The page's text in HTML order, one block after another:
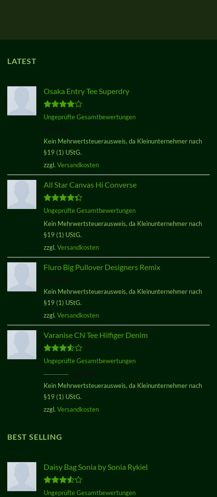
LATEST
Osaka Entry Tee Superdry
Bewertet
mit 4.00
Ungeprüfte Gesamtbewertungen
Kein Mehrwertsteuerausweis, da Kleinunternehmer nach
§19 (1) UStG.
zzgl. Versandkosten
All Star Canvas Hi Converse
Bewertet
von 5
Ungeprüfte Gesamtbewertungen
Kein Mehrwertsteuerausweis, da Kleinunternehmer nach
§19 (1) UStG.
zzgl. Versandkosten
Fluro Big Pullover Designers Remix
Kein Mehrwertsteuerausweis, da Kleinunternehmer nach
§19 (1) UStG.
zzgl. Versandkosten
Varanise CN Tee Hilfiger Denim
Bewertet
von 5
Ungeprüfte Gesamtbewertungen
29,00€
Preis
war:
Preis
Kein Mehrwertsteuerausweis, da Kleinunternehmer nach
§19 (1) UStG.
zzgl. Versandkosten
BEST SELLING
Daisy Bag Sonia by Sonia Rykiel
Bewertet
Ungeprüfte Gesamtbewertungen